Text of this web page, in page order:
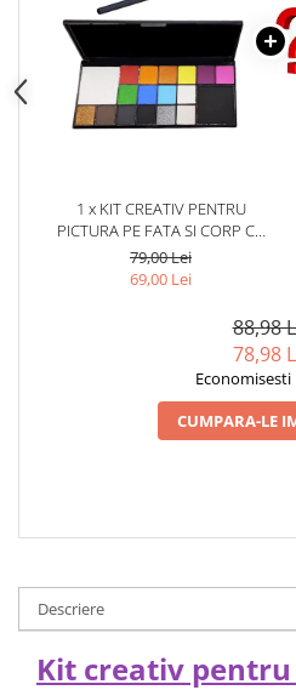
1 x KIT CREATIV PENTRU
PICTURA PE FATA SI CORP CU
18 CULORI PE BAZA DE APA SI
PENSULA INCLUSA, CULORI
FESTIVALURI SI PETRECERI
TEMATICE, MULTICOLOR
79,00 Lei
69,00 Lei
88,98
78,98
Economisesti
CUMPARA-LE
Descriere
Kit creativ